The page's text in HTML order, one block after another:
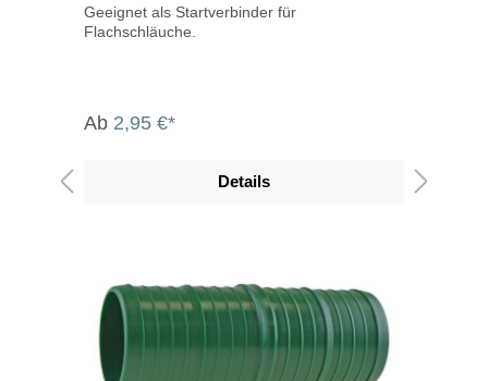
Geeignet als Startverbinder für
Flachschläuche.
Ab 2,95 €*
Details